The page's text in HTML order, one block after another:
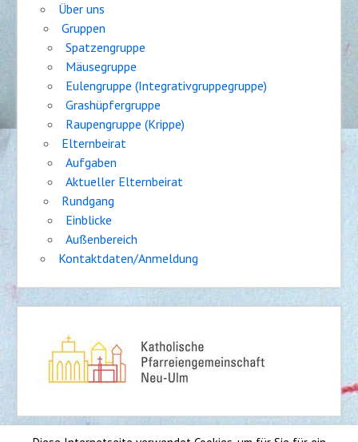
Über uns
Gruppen
Spatzengruppe
Mäusegruppe
Eulengruppe (Integrativgruppegruppe)
Grashüpfergruppe
Raupengruppe (Krippe)
Elternbeirat
Aufgaben
Aktueller Elternbeirat
Rundgang
Einblicke
Außenbereich
Kontaktdaten/Anmeldung